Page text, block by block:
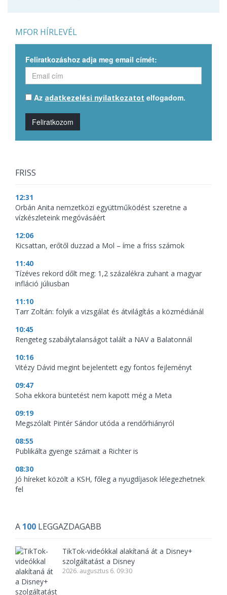
MFOR HÍRLEVÉL
Feliratkozáshoz adja meg email címét:
Az adatkezelési nyilatkozatot elfogadom.
Feliratkozom
FRISS
12:31
Orbán Anita nemzetközi együttműködést szeretne a
vízkészleteink megóvásáért
12:06
Kicsattan, erőtől duzzad a Mol – íme a friss számok
11:40
Tízéves rekord dőlt meg: 1,2 százalékra zuhant a magyar
infláció júliusban
11:10
Tarr Zoltán: folyik a vizsgálat és átvilágítás a közmédiánál
10:45
Rengeteg szabálytalanságot talált a NAV a Balatonnál
10:16
Vitézy Dávid megint bejelentett egy fontos fejleményt
09:47
Soha ekkora büntetést nem kapott még a Meta
09:19
Megszólalt Pintér Sándor utóda a rendőrhiányról
08:55
Publikálta gyenge számait a Richter is
08:30
Jó híreket közölt a KSH, főleg a nyugdíjasok lélegezhetnek
fel
A 100 LEGGAZDAGABB
TikTok-videókkal alakítaná át a Disney+
szolgáltatást a Disney
2026. augusztus 6. 09:30